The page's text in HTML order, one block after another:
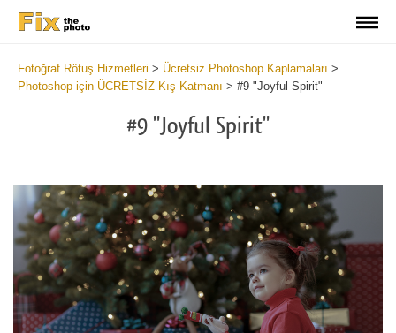
Fotoğraf Rötuş Hizmetleri > Ücretsiz Photoshop Kaplamaları >
Photoshop için ÜCRETSİZ Kış Katmanı > #9 "Joyful Spirit"
#9 "Joyful Spirit"